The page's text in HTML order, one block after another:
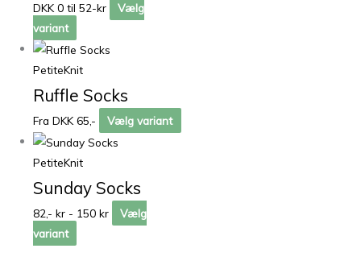
DKK 0 til 52-kr
Vælg
variant
PetiteKnit
Ruffle Socks
Fra DKK 65,- Vælg variant
PetiteKnit
Sunday Socks
82,- kr - 150 kr
Vælg
variant